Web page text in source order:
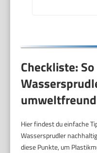
Checkliste:
Hier findest du einfache
Wassersprudler
diese Punkte, um